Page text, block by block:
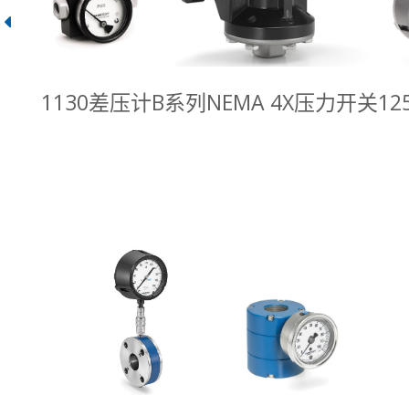
1130差压计B系列NEMA 4X压力开关